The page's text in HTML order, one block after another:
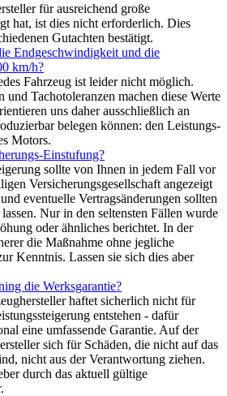
für ausreichend große
hat, ist dies nicht erforderlich. Dies
Gutachten bestätigt.
Endgeschwindigkeit und die
km/h?
Fahrzeug ist leider nicht möglich.
und Tachotoleranzen machen diese Werte
uns daher ausschließlich an
belegen können: den Leistungs-
Motors.
Einstufung?
sollte von Ihnen in jedem Fall vor
Versicherungsgesellschaft angezeigt
eventuelle Vertragsänderungen sollten
Nur in den seltensten Fällen wurde
oder ähnliches berichtet. In der
die Maßnahme ohne jegliche
Kenntnis. Lassen sie sich dies aber
die Werksgarantie?
haftet sicherlich nicht für
entstehen - dafür
eine umfassende Garantie. Auf der
sich für Schäden, die nicht auf das
nicht aus der Verantwortung ziehen.
durch das aktuell gültige